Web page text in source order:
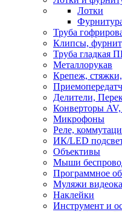
Лотки
Труба
Клипсы,
Труба гладкая
Металлорукав
Крепеж,
Делители,
Конверторы
Микрофоны
Реле,
ИК/LED
Объективы
Мыши
Программное
Муляжи
Наклейки
Инструмент и